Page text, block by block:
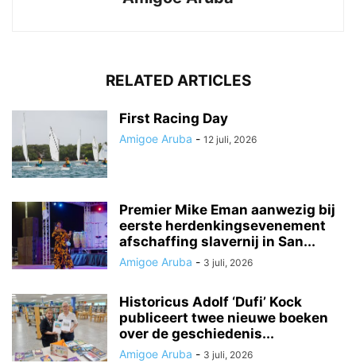
RELATED ARTICLES
First Racing Day
Amigoe Aruba - 12 juli, 2026
Premier Mike Eman aanwezig bij
eerste herdenkingsevenement
afschaffing slavernij in San...
Amigoe Aruba - 3 juli, 2026
Historicus Adolf ‘Dufi’ Kock
publiceert twee nieuwe boeken
over de geschiedenis...
Amigoe Aruba - 3 juli, 2026